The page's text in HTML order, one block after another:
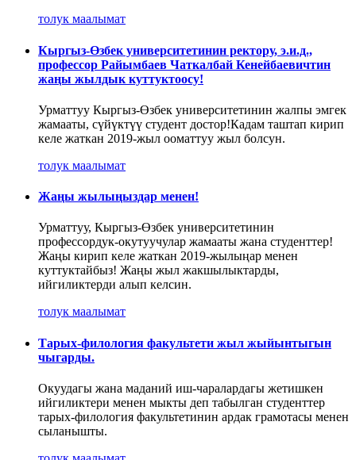
толук маалымат
Кыргыз-Өзбек университетинин ректору, э.и.д.,
профессор Райымбаев Чаткалбай Кенейбаевичтин
жаңы жылдык куттуктоосу!
Урматтуу Кыргыз-Өзбек университетинин жалпы эмгек
жамааты, сүйүктүү студент достор!Кадам таштап кирип
келе жаткан 2019-жыл ооматтуу жыл болсун.
толук маалымат
Жаңы жылыңыздар менен!
Урматтуу, Кыргыз-Өзбек университетинин
профессордук-окутуучулар жамааты жана студенттер!
Жаңы кирип келе жаткан 2019-жылыңар менен
куттуктайбыз! Жаңы жыл жакшылыктарды,
ийгиликтерди алып келсин.
толук маалымат
Тарых-филология факультети жыл жыйынтыгын
чыгарды.
Окуудагы жана маданий иш-чаралардагы жетишкен
ийгиликтери менен мыкты деп табылган студенттер
тарых-филология факультетинин ардак грамотасы менен
сыланышты.